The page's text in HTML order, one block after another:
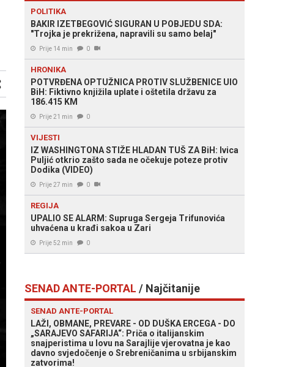
POLITIKA
BAKIR IZETBEGOVIĆ SIGURAN U POBJEDU SDA:
"Trojka je prekrižena, napravili su samo belaj"
Prije 14 min 0
HRONIKA
POTVRĐENA OPTUŽNICA PROTIV SLUŽBENICE UIO
BiH: Fiktivno knjižila uplate i oštetila državu za
186.415 KM
Prije 21 min 0
VIJESTI
IZ WASHINGTONA STIŽE HLADAN TUŠ ZA BiH: Ivica
Puljić otkrio zašto sada ne očekuje poteze protiv
Dodika (VIDEO)
Prije 27 min 0
REGIJA
UPALIO SE ALARM: Supruga Sergeja Trifunovića
uhvaćena u krađi sakoa u Zari
Prije 52 min 0
SENAD ANTE-PORTAL / Najčitanije
SENAD ANTE-PORTAL
LAŽI, OBMANE, PREVARE - OD DUŠKA ERCEGA - DO
„SARAJEVO SAFARIJA“: Priča o italijanskim
snajperistima u lovu na Sarajlije vjerovatna je kao
davno svjedočenje o Srebreničanima u srbijanskim
zatvorima!